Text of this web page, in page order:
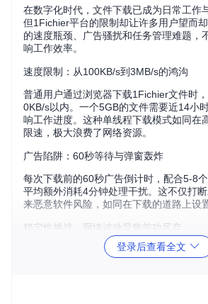
在数字化时代，文件下载已成为日常工作
但1Fichier平台的限制却让许多用户望而
的速度瓶颈、广告骚扰和任务管理难题，
响工作效率。
速度限制：从100KB/s到3MB/s的鸿沟
普通用户通过浏览器下载1Fichier文件时
0KB/s以内。一个5GB的文件需要近14小
响工作进度。这种单线程下载模式如同在
限速，极大浪费了网络资源。
广告陷阱：60秒等待与弹窗轰炸
每次下载前的60秒广告倒计时，配合5-8
平均额外消耗4分钟处理干扰。这不仅打
来恶意软件风险，如同在下载的道路上设
稳定性挑战：网络波动导致前功尽弃
传统下载工具在网络不稳定时容易中断，
登录后查看全文